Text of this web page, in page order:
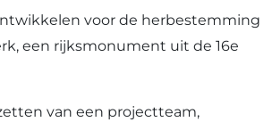
voor de herbestemming
een rijksmonument uit de 16e
van een projectteam,